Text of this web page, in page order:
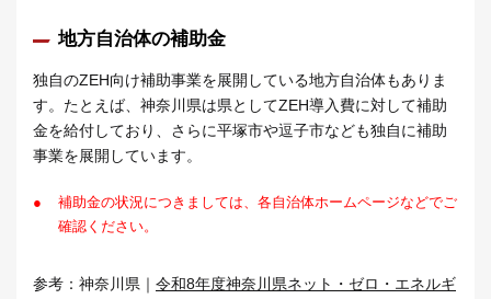
地方自治体の補助金
独自のZEH向け補助事業を展開している地方自治体もありま
す。たとえば、神奈川県は県としてZEH導入費に対して補助
金を給付しており、さらに平塚市や逗子市なども独自に補助
事業を展開しています。
●
補助金の状況につきましては、各自治体ホームページなどでご
確認ください。
参考：神奈川県｜ 令和8年度神奈川県ネット・ゼロ・エネルギ